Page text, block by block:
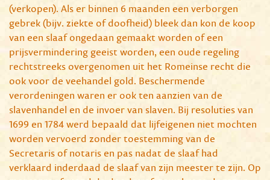
(verkopen). Als er binnen 6 maanden een verborgen
gebrek (bijv. ziekte of doofheid) bleek dan kon de koop
van een slaaf ongedaan gemaakt worden of een
prijsvermindering geeist worden, een oude regeling
rechtstreeks overgenomen uit het Romeinse recht die
ook voor de veehandel gold. Beschermende
verordeningen waren er ook ten aanzien van de
slavenhandel en de invoer van slaven. Bij resoluties van
1699 en 1784 werd bepaald dat lijfeigenen niet mochten
worden vervoerd zonder toestemming van de
Secretaris of notaris en pas nadat de slaaf had
verklaard inderdaad de slaaf van zijn meester te zijn. Op